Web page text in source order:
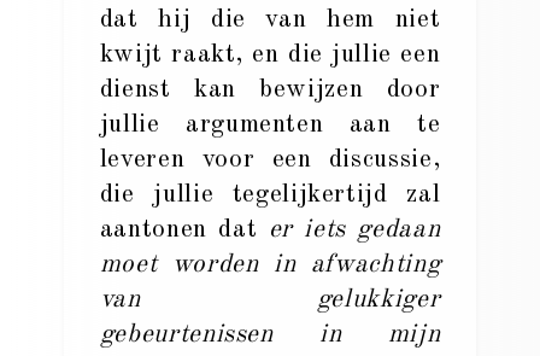
dat hij die van hem niet
kwijt raakt, en die jullie een
dienst kan bewijzen door
jullie argumenten aan te
leveren voor een discussie,
die jullie tegelijkertijd zal
aantonen dat
er iets gedaan
moet worden in afwachting
van gelukkiger
gebeurtenissen in mijn